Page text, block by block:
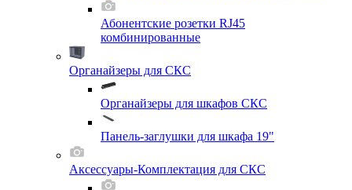
Абонентские розетки RJ45
комбинированные
Органайзеры для СКС
Органайзеры для шкафов СКС
Панель-заглушки для шкафа 19"
Аксессуары-Комплектация для СКС